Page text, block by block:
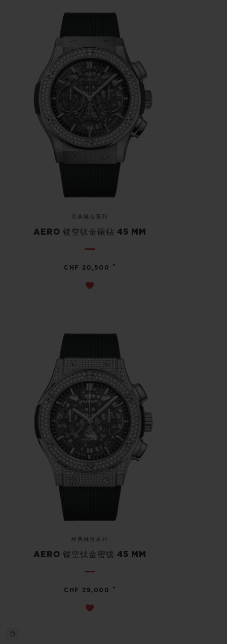
经典融合系列
AERO 镂空钛金镶钻 45 MM
CHF 20,500 •
经典融合系列
AERO 镂空钛金密镶 45 MM
CHF 29,000 •